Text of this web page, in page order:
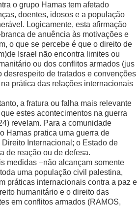
o grupo Hamas tem afetado
doentes, idosos e a população
Logicamente, esta afirmação
de anuência às motivações e
o que se percebe é que o direito de
Israel não encontra limites ou
ou dos conflitos armados (jus
desrespeito de tratados e convenções
prática das relações internacionais
a fratura ou falha mais relevante
estes acontecimentos na guerra
revelam. Para a comunidade
Hamas pratica uma guerra de
Internacional; o Estado de
de reação ou de defesa.
medidas –não alcançam somente
uma população civil palestina,
práticas internacionais contra a paz e
humanitário e o direito das
em conflitos armados (RAMOS,